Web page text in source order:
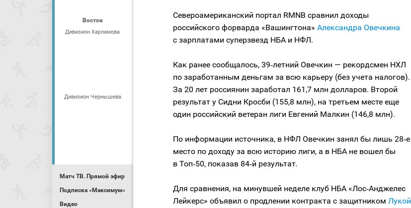
Восток
Дивизион Харламова
Дивизион Чернышева
Матч ТВ. Прямой эфир
Подписка «Максимум»
Видео
Североамериканский портал RMNB сравнил доходы
российского форварда «Вашингтона» Александра Овечкина
с зарплатами суперзвезд НБА и НФЛ.
Как ранее сообщалось, 39‑летний Овечкин — рекордсмен НХЛ
по заработанным деньгам за всю карьеру (без учета налогов).
За 20 лет россиянин заработал 161,7 млн долларов. Второй
результат у Сидни Кросби (155,8 млн), на третьем месте еще
один российский ветеран лиги Евгений Малкин (146,8 млн).
По информации источника, в НФЛ Овечкин занял бы лишь 28‑е
место по доходу за всю историю лиги, а в НБА не вошел бы
в Топ‑50, показав 84‑й результат.
Для сравнения, на минувшей неделе клуб НБА «Лос‑Анджелес
Лейкерс» объявил о продлении контракта с защитником Лукой